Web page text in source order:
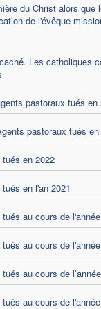
du Christ alors que
de l'évêque
Les catholiques
pastoraux tués en
pastoraux tués en
en 2022
en l'an 2021
au cours de
au cours de
au cours de
au cours de